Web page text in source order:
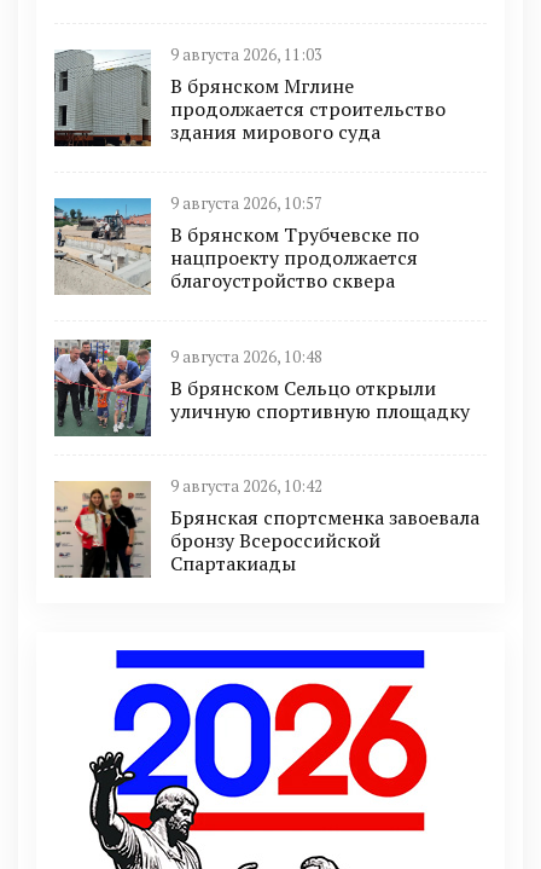
9 августа 2026, 11:03
В брянском Мглине
продолжается строительство
здания мирового суда
9 августа 2026, 10:57
В брянском Трубчевске по
нацпроекту продолжается
благоустройство сквера
9 августа 2026, 10:48
В брянском Сельцо открыли
уличную спортивную площадку
9 августа 2026, 10:42
Брянская спортсменка завоевала
бронзу Всероссийской
Спартакиады